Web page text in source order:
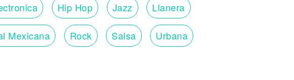
Hip Hop Jazz Llanera
Mexicana Rock Salsa Urbana